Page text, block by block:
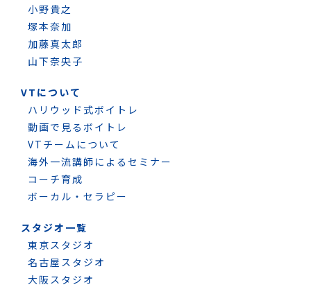
小野貴之
塚本奈加
加藤真太郎
山下奈央子
VTについて
ハリウッド式ボイトレ
動画で見るボイトレ
VTチームについて
海外一流講師によるセミナー
コーチ育成
ボーカル・セラピー
スタジオ一覧
東京スタジオ
名古屋スタジオ
大阪スタジオ